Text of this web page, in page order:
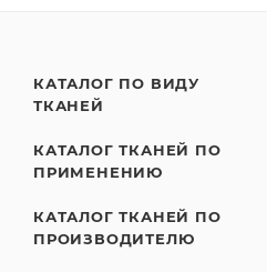
КАТАЛОГ ПО ВИДУ
ТКАНЕЙ
КАТАЛОГ ТКАНЕЙ ПО
ПРИМЕНЕНИЮ
КАТАЛОГ ТКАНЕЙ ПО
ПРОИЗВОДИТЕЛЮ